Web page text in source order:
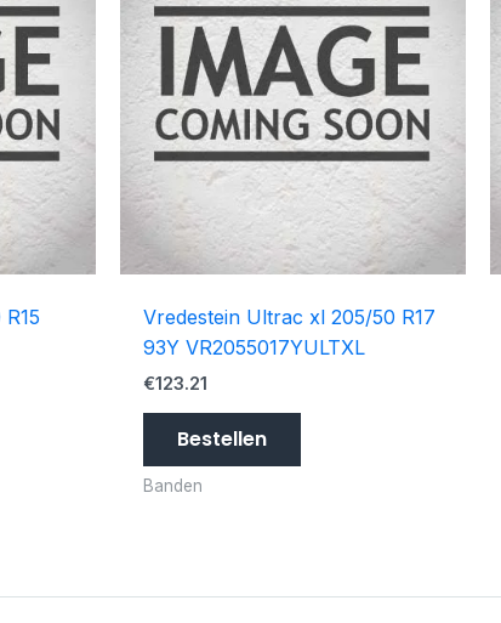
Vredestein Ultrac xl 205/50 R17
93Y VR2055017YULTXL
€123.21
Bestellen
Banden